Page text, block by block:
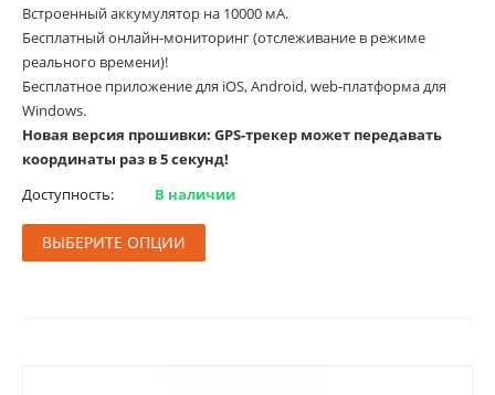
Встроенный аккумулятор на 10000 мА.
Бесплатный онлайн-мониторинг (отслеживание в режиме
реального времени)!
Бесплатное приложение для iOS, Android, web-платформа для
Windows.
Новая версия прошивки: GPS-трекер может передавать
координаты раз в 5 секунд!
Доступность:
В наличии
ВЫБЕРИТЕ ОПЦИИ